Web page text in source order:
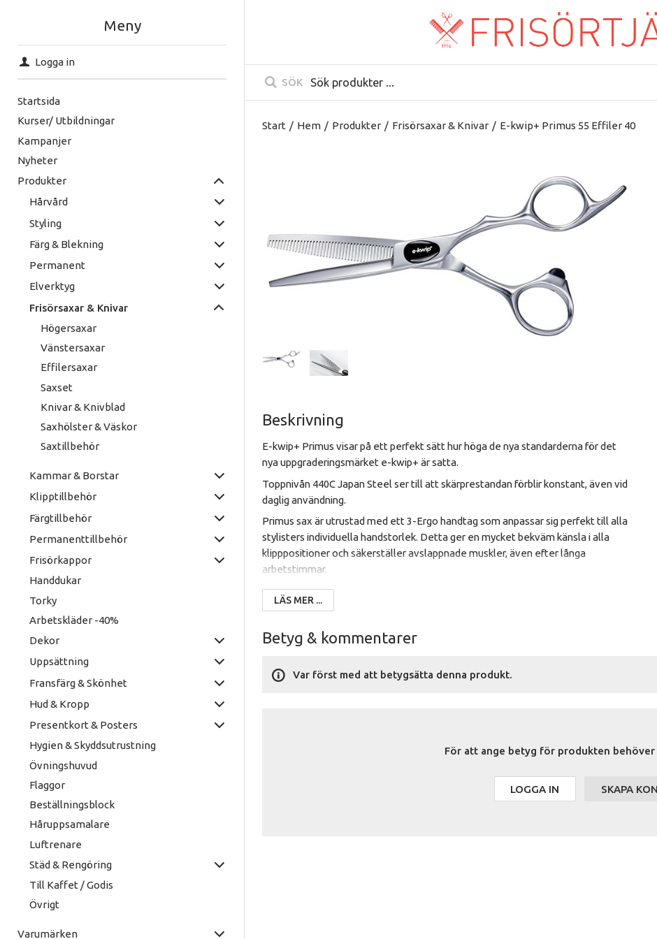
Meny
Logga in
Startsida
Kurser/ Utbildningar
Kampanjer
Nyheter
Produkter
Hårvård
Styling
Färg & Blekning
Permanent
Elverktyg
Frisörsaxar & Knivar
Högersaxar
Vänstersaxar
Effilersaxar
Saxset
Knivar & Knivblad
Saxhölster & Väskor
Saxtillbehör
Kammar & Borstar
Klipptillbehör
Färgtillbehör
Permanenttillbehör
Frisörkappor
Handdukar
Torky
Arbetskläder -40%
Dekor
Uppsättning
Fransfärg & Skönhet
Hud & Kropp
Presentkort & Posters
Hygien & Skyddsutrustning
Övningshuvud
Flaggor
Beställningsblock
Håruppsamalare
Luftrenare
Städ & Rengöring
Till Kaffet / Godis
Övrigt
Varumärken
SÖK
Start / Hem / Produkter / Frisörsaxar & Knivar / E-kwip+ Primus 55 Effiler 40
Beskrivning
E-kwip+ Primus visar på ett perfekt sätt hur höga de nya standarderna för det
nya uppgraderingsmärket e-kwip+ är satta.
Toppnivån 440C Japan Steel ser till att skärprestandan förblir konstant, även vid
daglig användning.
Primus sax är utrustad med ett 3-Ergo handtag som anpassar sig perfekt till alla
stylisters individuella handstorlek. Detta ger en mycket bekväm känsla i alla
klipppositioner och säkerställer avslappnade muskler, även efter långa
arbetstimmar.
Effilersaxen är 40 tandad och klipper jämnt och fint.
LÄS MER ...
Betyg & kommentarer
För att ange betyg för produkten behöver
LOGGA IN SKAPA
Var först med att betygsätta denna produkt.